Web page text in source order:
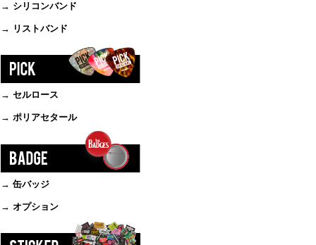
→ シリコンバンド
→ リストバンド
→ セルロース
→ ポリアセタール
→ 缶バッジ
→ オプション